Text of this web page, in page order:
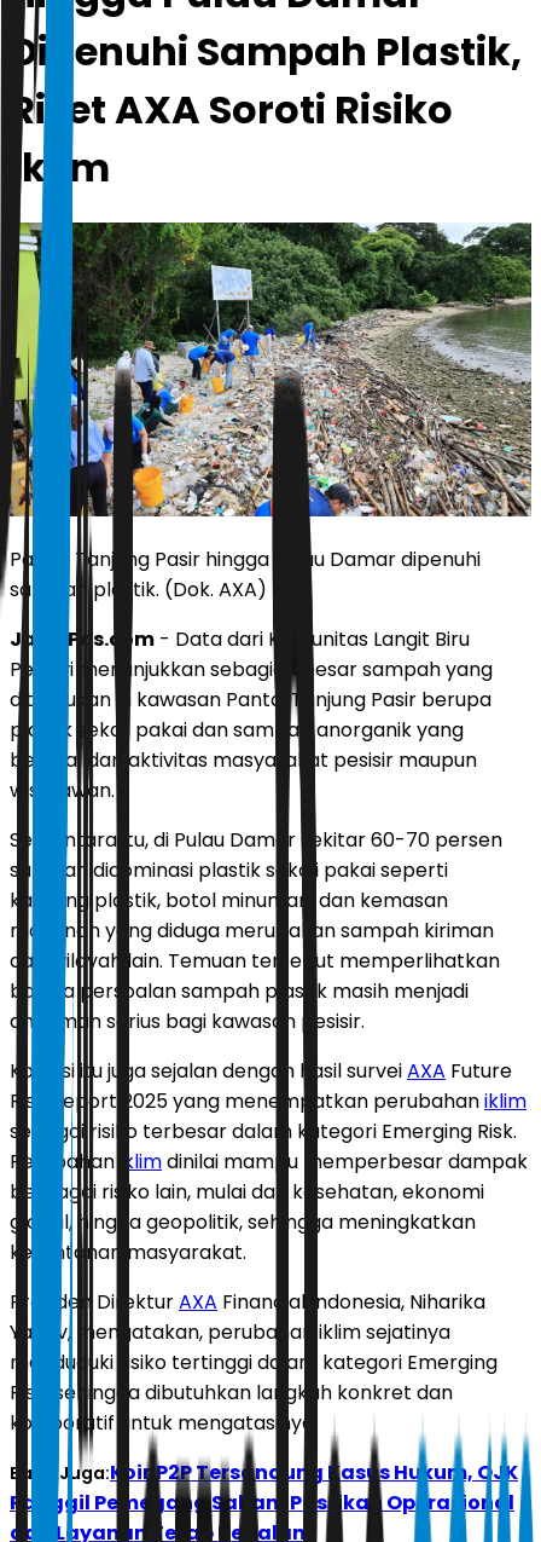
Dipenuhi Sampah Plastik,
Riset AXA Soroti Risiko
Iklim
Pantai Tanjung Pasir hingga Pulau Damar dipenuhi
sampah plastik. (Dok. AXA)
JawaPos.com - Data dari Komunitas Langit Biru
Pertiwi menunjukkan sebagian besar sampah yang
ditemukan di kawasan Pantai Tanjung Pasir berupa
plastik sekali pakai dan sampah anorganik yang
berasal dari aktivitas masyarakat pesisir maupun
wisatawan.
Sementara itu, di Pulau Damar sekitar 60-70 persen
sampah didominasi plastik sekali pakai seperti
kantong plastik, botol minuman, dan kemasan
makanan yang diduga merupakan sampah kiriman
dari wilayah lain. Temuan tersebut memperlihatkan
bahwa persoalan sampah plastik masih menjadi
ancaman serius bagi kawasan pesisir.
Kondisi itu juga sejalan dengan hasil surveiAXA Future
Risk Report 2025 yang menempatkan perubahaniklim
sebagai risiko terbesar dalam kategori Emerging Risk.
Perubahan iklimdinilai mampu memperbesar dampak
berbagai risiko lain, mulai dari kesehatan, ekonomi
global, hingga geopolitik, sehingga meningkatkan
kerentanan masyarakat.
Presiden DirekturAXA Financial Indonesia, Niharika
Yadav, mengatakan, perubahan iklim sejatinya
menduduki risiko tertinggi dalam kategori Emerging
Risk, sehingga dibutuhkan langkah konkret dan
kolaboratif untuk mengatasinya.
Baca Juga:KoinP2P Tersandung Kasus Hukum, OJK
Panggil Pemegang Saham Pastikan Operasional
dan Layanan Tetap Berjalan